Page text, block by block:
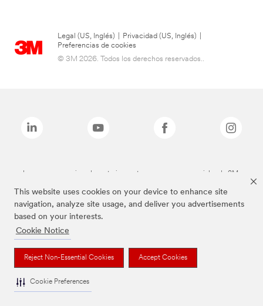
This website uses cookies on your device to enhance site
navigation, analyze site usage, and deliver you advertisements
based on your interests.
Cookie Notice
Reject Non-Essential Cookies Accept Cookies
Cookie Preferences
Legal (US, Inglés) Privacidad (US, Inglés)
Preferencias de cookies
© 3M 2026. Todos los derechos reservados..
Las marcas mencionadas anteriormente son marcas comerciales de 3M.